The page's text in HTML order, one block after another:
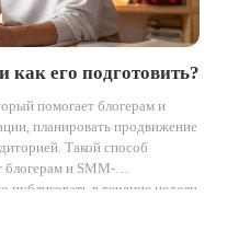
как его подготовить?
помогает блогерам и
планировать продвижение
Такой способ
блогерам и SMM-
публиковать в течение недели